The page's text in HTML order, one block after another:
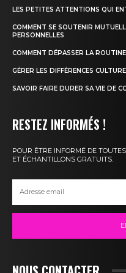
LES PETITES ATTENTIONS QUI
COMMENT SE SOUTENIR
PERSONNELLES
COMMENT DÉPASSER LA
GÉRER LES DIFFÉRENCES
SAVOIR FAIRE DURER SA VIE DE
RESTEZ INFORMÉS !
POUR ÊTRE INFORMÉ DE
ET ÉCHANTILLONS GRATUITS.